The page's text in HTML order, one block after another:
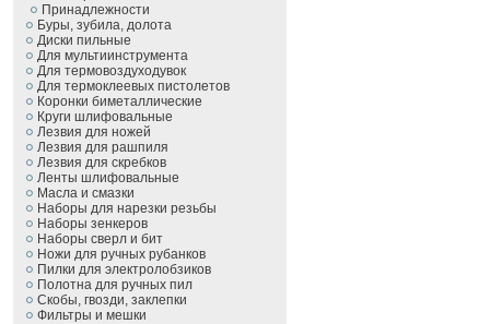
Принадлежности
Буры, зубила, долота
Диски пильные
Для мультиинструмента
Для термовоздуходувок
Для термоклеевых пистолетов
Коронки биметаллические
Круги шлифовальные
Лезвия для ножей
Лезвия для рашпиля
Лезвия для скребков
Ленты шлифовальные
Масла и смазки
Наборы для нарезки резьбы
Наборы зенкеров
Наборы сверл и бит
Ножи для ручных рубанков
Пилки для электролобзиков
Полотна для ручных пил
Скобы, гвозди, заклепки
Фильтры и мешки